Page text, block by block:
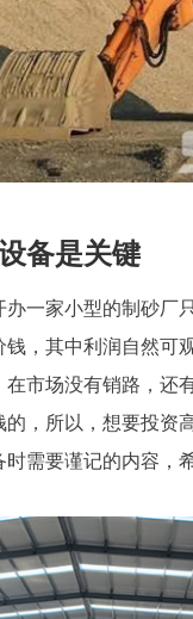
备是关键
一家小型的制砂厂
，其中利润自然可
市场没有销路，还
，所以，想要投资
需要谨记的内容，